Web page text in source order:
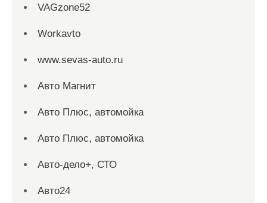
VAGzone52
Workavto
www.sevas-auto.ru
Авто Магнит
Авто Плюс, автомойка
Авто Плюс, автомойка
Авто-дело+, СТО
Авто24